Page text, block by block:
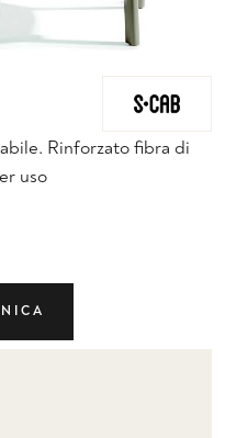
Rinforzato fibra di
uso